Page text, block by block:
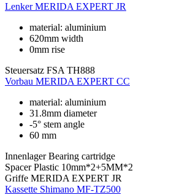
Lenker MERIDA EXPERT JR
material: aluminium
620mm width
0mm rise
Steuersatz FSA TH888
Vorbau MERIDA EXPERT CC
material: aluminium
31.8mm diameter
-5° stem angle
60 mm
Innenlager Bearing cartridge
Spacer Plastic 10mm*2+5MM*2
Griffe MERIDA EXPERT JR
Kassette Shimano MF-TZ500